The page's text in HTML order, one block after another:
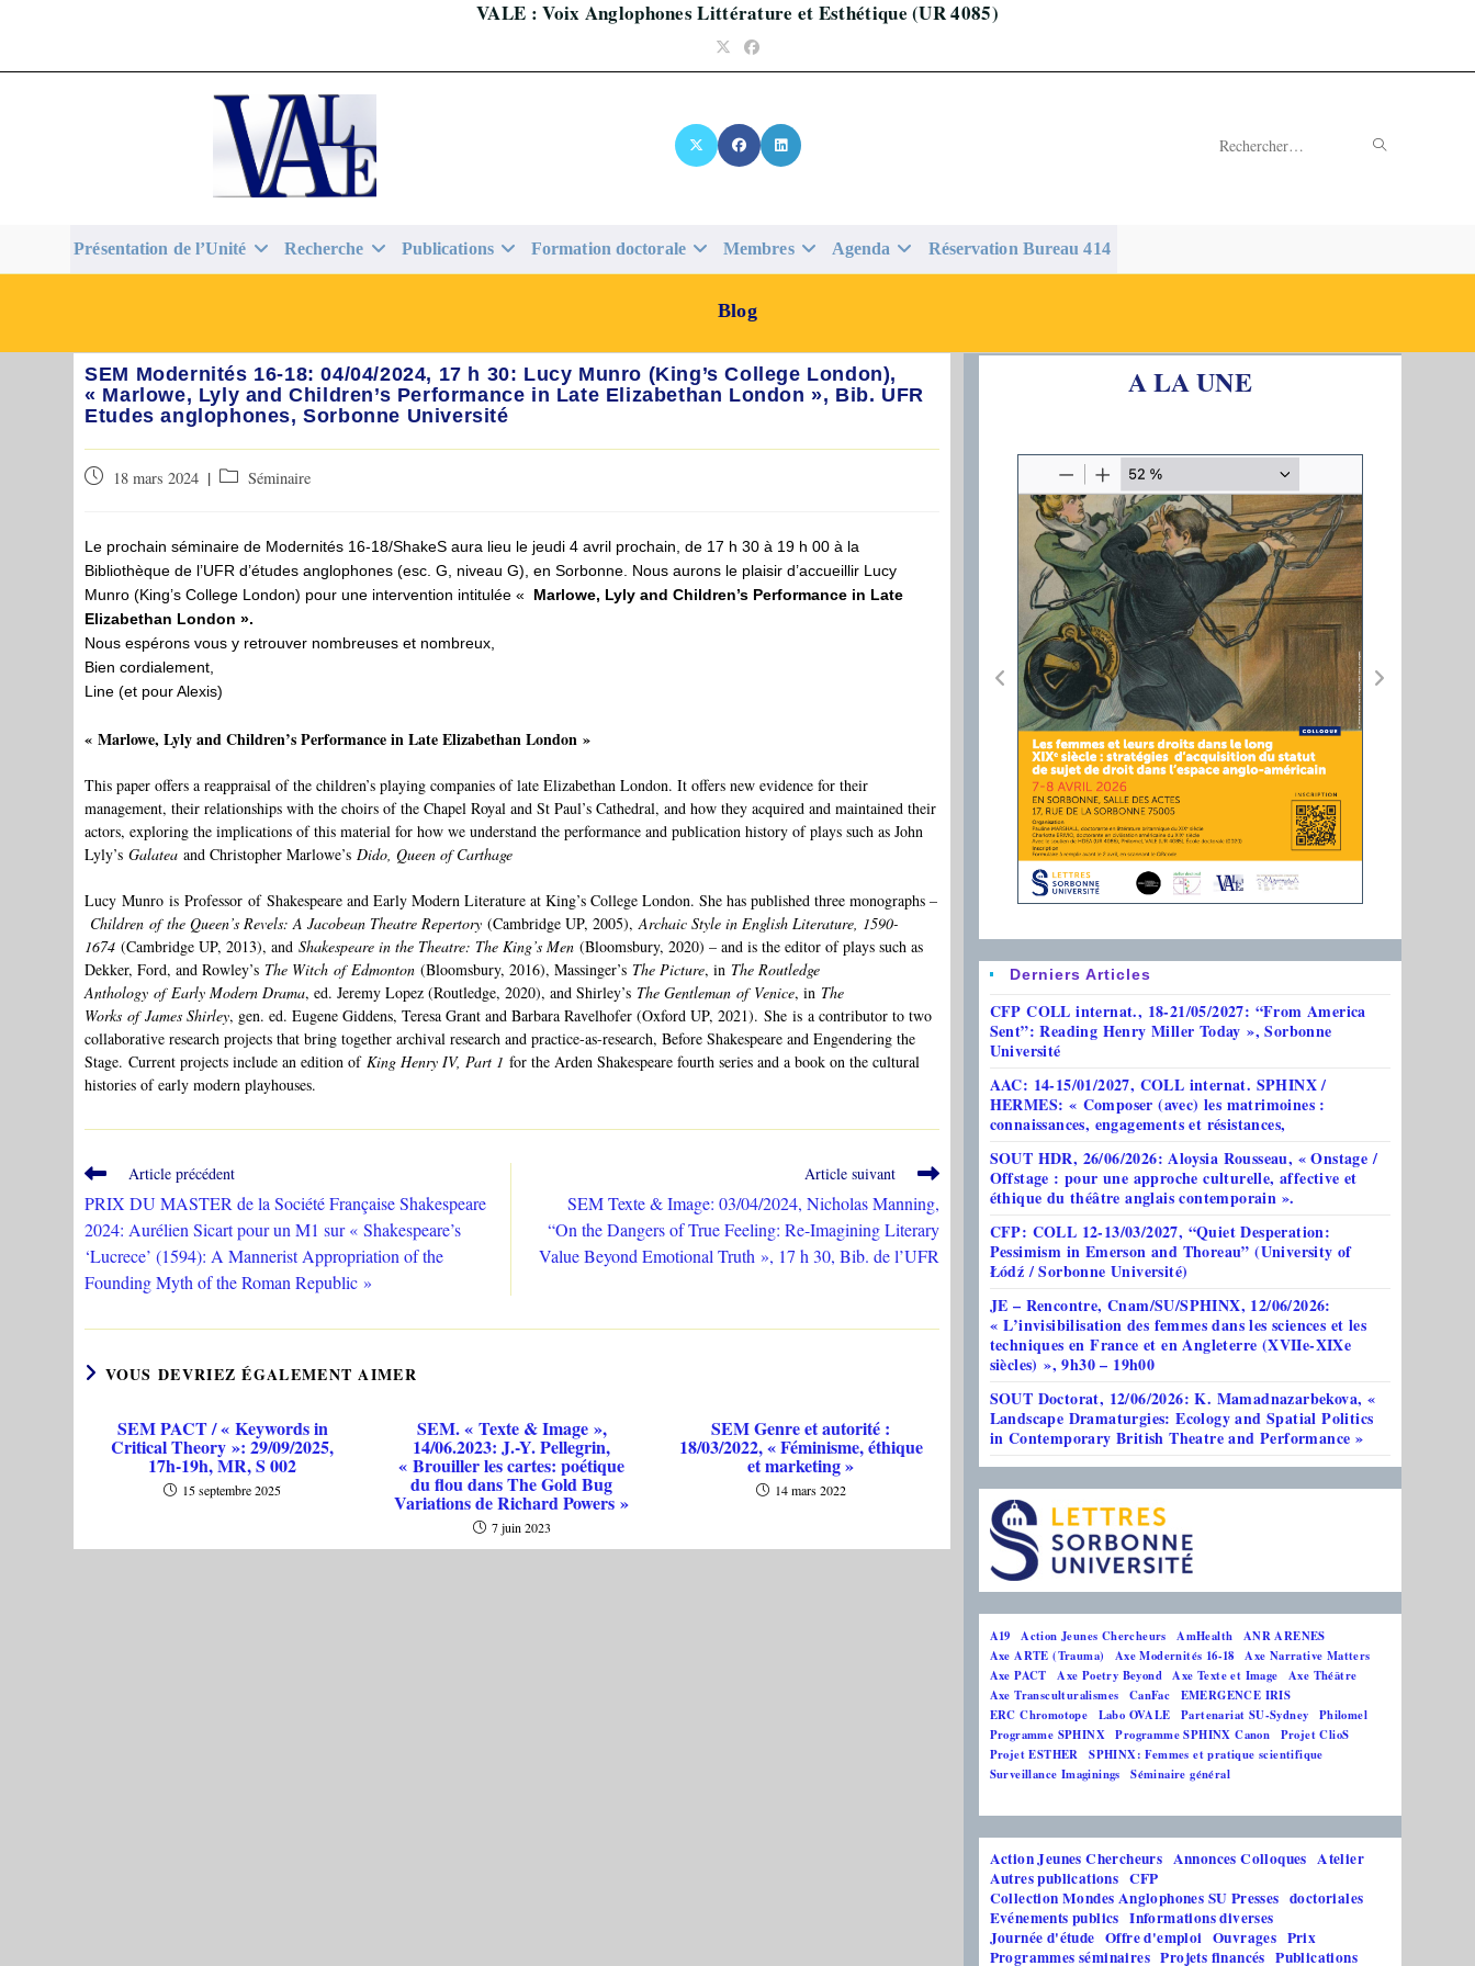
VALE : Voix Anglophones Littérature et Esthétique (UR 4085)
Rechercher
site
Présentation de l’Unité Recherche Publications Formation doctorale Membres Agenda Réservation Bureau 414
Blog
SEM Modernités 16-18: 04/04/2024, 17 h 30: Lucy Munro (King’s College London),
« Marlowe, Lyly and Children’s Performance in Late Elizabethan London », Bib. UFR
Etudes anglophones, Sorbonne Université
Publication
18 mars 2024
Post Séminaire
Le prochain séminaire de Modernités 16-18/ShakeS aura lieu le jeudi 4 avril prochain, de 17 h 30 à 19 h 00 à la
Bibliothèque de l’UFR d’études anglophones (esc. G, niveau G), en Sorbonne. Nous aurons le plaisir d’accueillir Lucy
Munro (King’s College London) pour une intervention intitulée « Marlowe, Lyly and Children’s Performance in Late
Elizabethan London ».
Nous espérons vous y retrouver nombreuses et nombreux,
Bien cordialement,
Line (et pour Alexis)
« Marlowe, Lyly and Children’s Performance in Late Elizabethan London »
This paper offers a reappraisal of the children’s playing companies of late Elizabethan London. It offers new evidence for their
management, their relationships with the choirs of the Chapel Royal and St Paul’s Cathedral, and how they acquired and maintained their
actors, exploring the implications of this material for how we understand the performance and publication history of plays such as John
Lyly’sGalatea and Christopher Marlowe’s Dido, Queen of Carthage
Lucy Munro is Professor of Shakespeare and Early Modern Literature at King’s College London. She has published three monographs –
Children of the Queen’s Revels: A Jacobean Theatre Repertory (Cambridge UP, 2005), Archaic Style in English Literature, 1590-
1674 (Cambridge UP, 2013), and Shakespeare in the Theatre: The King’s Men(Bloomsbury, 2020) – and is the editor of plays such as
Dekker, Ford, and Rowley’s The Witch of Edmonton (Bloomsbury, 2016), Massinger’s The Picture, in The Routledge
Anthology of Early Modern Drama, ed. Jeremy Lopez (Routledge, 2020), and Shirley’s The Gentleman of Venice, in The
Works of James Shirley, gen. ed. Eugene Giddens, Teresa Grant and Barbara Ravelhofer (Oxford UP, 2021).She is a contributor to two
collaborative research projects that bring together archival research and practice-as-research, Before Shakespeare and Engendering the
Stage. Current projects include an edition of King Henry IV, Part 1 for the Arden Shakespeare fourth series and a book on the cultural
histories of early modern playhouses.
Read
more
articles
Article précédent
PRIX DU MASTER de la Société Française Shakespeare
2024: Aurélien Sicart pour un M1 sur « Shakespeare’s
‘Lucrece’ (1594): A Mannerist Appropriation of the
Founding Myth of the Roman Republic »
Article suivant
SEM Texte & Image: 03/04/2024, Nicholas Manning,
“On the Dangers of True Feeling: Re-Imagining Literary
Value Beyond Emotional Truth », 17 h 30, Bib. de l’UFR
VOUS DEVRIEZ ÉGALEMENT AIMER
SEM PACT / « Keywords in
Critical Theory »: 29/09/2025,
17h-19h, MR, S 002
15 septembre 2025
SEM. « Texte & Image »,
14/06.2023: J.-Y. Pellegrin,
« Brouiller les cartes: poétique
du flou dans The Gold Bug
Variations de Richard Powers »
7 juin 2023
SEM Genre et autorité :
18/03/2022, « Féminisme, éthique
et marketing »
14 mars 2022
A LA UNE
Derniers Articles
CFP COLL internat., 18-21/05/2027: “From America
Sent”: Reading Henry Miller Today », Sorbonne
Université
AAC: 14-15/01/2027, COLL internat. SPHINX /
HERMES: « Composer (avec) les matrimoines :
connaissances, engagements et résistances,
SOUT HDR, 26/06/2026: Aloysia Rousseau, « Onstage /
Offstage : pour une approche culturelle, affective et
éthique du théâtre anglais contemporain ».
CFP: COLL 12-13/03/2027, “Quiet Desperation:
Pessimism in Emerson and Thoreau” (University of
Łódź / Sorbonne Université)
JE – Rencontre, Cnam/SU/SPHINX, 12/06/2026:
« L’invisibilisation des femmes dans les sciences et les
techniques en France et en Angleterre (XVIIe-XIXe
siècles) », 9h30 – 19h00
SOUT Doctorat, 12/06/2026: K. Mamadnazarbekova, «
Landscape Dramaturgies: Ecology and Spatial Politics
in Contemporary British Theatre and Performance »
A19 Action Jeunes Chercheurs AmHealth
ANR ARENES
Axe ARTE (Trauma)
Axe Modernités 16-18
Axe Narrative Matters
Axe PACT
Axe Poetry Beyond Axe Texte et Image
Axe Théâtre
Axe Transculturalismes
CanFac
EMERGENCE IRIS
ERC Chromotope
Labo OVALE Partenariat SU-Sydney
Philomel
Programme SPHINX Programme SPHINX Canon
Projet ClioS
Projet ESTHER
SPHINX: Femmes et pratique scientifique
Surveillance Imaginings
Séminaire général
Action Jeunes Chercheurs Annonces Colloques Atelier
Autres publications CFP
Collection Mondes Anglophones SU Presses doctoriales
Evénements publics Informations diverses
Journée d'étude Offre d'emploi Ouvrages Prix
Programmes séminaires Projets financés Publications